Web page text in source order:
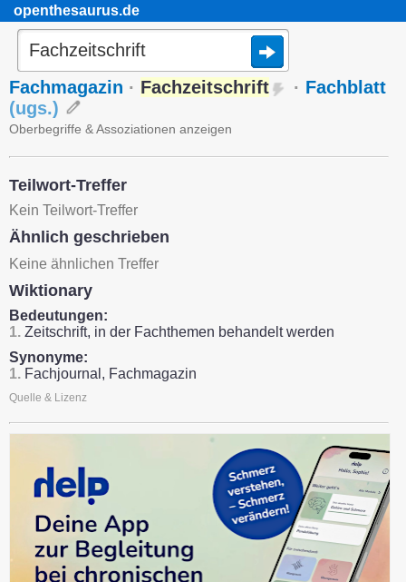
openthesaurus.de
Fachmagazin · Fachzeitschrift · Fachblatt
(ugs.)
Oberbegriffe & Assoziationen anzeigen
Teilwort-Treffer
Kein Teilwort-Treffer
Ähnlich geschrieben
Keine ähnlichen Treffer
Wiktionary
Bedeutungen:
1. Zeitschrift, in der Fachthemen behandelt werden
Synonyme:
1. Fachjournal, Fachmagazin
Quelle & Lizenz